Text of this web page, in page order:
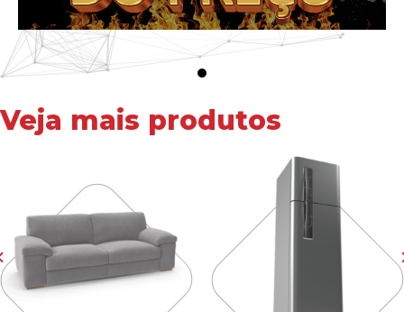
Veja mais produtos